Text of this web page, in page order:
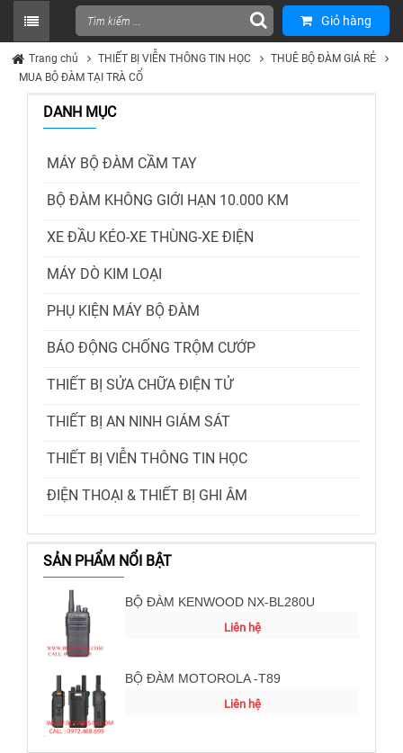
Giỏ hàng
Trang chủ THIẾT BỊ VIỄN THÔNG TIN HỌC
THUÊ BỘ ĐÀM GIÁ RẺ
MUA BỘ ĐÀM TẠI TRÀ CỔ
DANH MỤC
MÁY BỘ ĐÀM CẦM TAY
BỘ ĐÀM KHÔNG GIỚI HẠN 10.000 KM
XE ĐẦU KÉO-XE THÙNG-XE ĐIỆN
MÁY DÒ KIM LOẠI
PHỤ KIỆN MÁY BỘ ĐÀM
BÁO ĐỘNG CHỐNG TRỘM CƯỚP
THIẾT BỊ SỬA CHỮA ĐIỆN TỬ
THIẾT BỊ AN NINH GIÁM SÁT
THIẾT BỊ VIỄN THÔNG TIN HỌC
ĐIỆN THOẠI & THIẾT BỊ GHI ÂM
SẢN PHẨM NỔI BẬT
BỘ ĐÀM KENWOOD NX-BL280U
Liên hệ
BỘ ĐÀM MOTOROLA -T89
Liên hệ